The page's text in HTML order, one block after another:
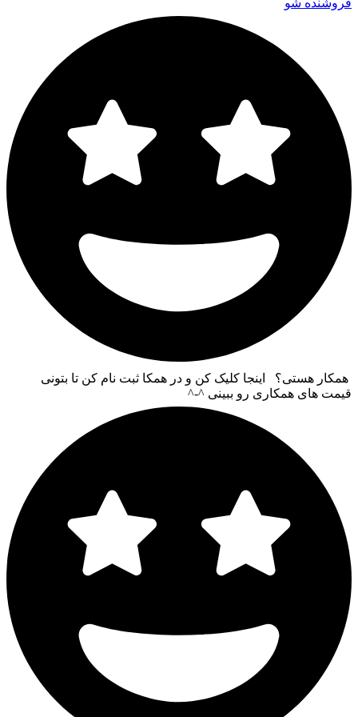
فروشنده شو
همکار هستی؟ اینجا کلیک کن و در همکا ثبت نام کن تا بتونی
قیمت های همکاری رو ببینی ^-^